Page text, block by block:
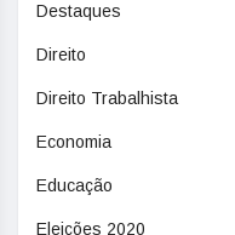
Destaques
Direito
Direito Trabalhista
Economia
Educação
Eleições 2020